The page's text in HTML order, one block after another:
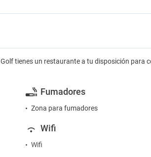
tienes un restaurante a tu disposición para
Fumadores
Zona para fumadores
Wifi
Wifi